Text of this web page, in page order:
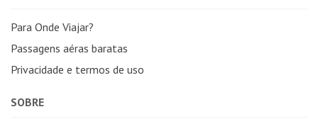
Para Onde Viajar?
Passagens aéras baratas
Privacidade e termos de uso
SOBRE